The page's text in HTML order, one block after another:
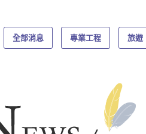
全部消息 專業工程 旅遊